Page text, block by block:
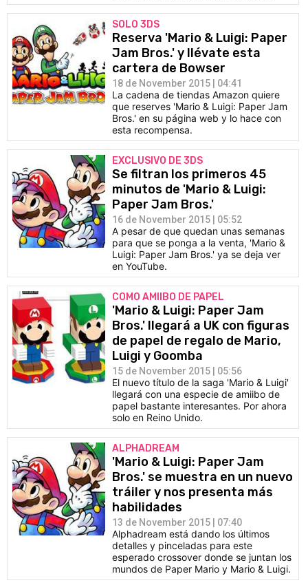
SOLO 3DS
Reserva 'Mario & Luigi: Paper
Jam Bros.' y llévate esta
cartera de Bowser
18 de November 2015 | 04:41
La cadena de tiendas Amazon quiere
que reserves 'Mario & Luigi: Paper Jam
Bros.' en su página web y lo hace con
esta recompensa.
EXCLUSIVO DE 3DS
Se filtran los primeros 45
minutos de 'Mario & Luigi:
Paper Jam Bros.'
16 de November 2015 | 05:52
A pesar de que quedan unas semanas
para que se ponga a la venta, 'Mario &
Luigi: Paper Jam Bros.' ya se deja ver
en YouTube.
COMO AMIIBO DE PAPEL
'Mario & Luigi: Paper Jam
Bros.' llegará a UK con figuras
de papel de regalo de Mario,
Luigi y Goomba
15 de November 2015 | 05:56
El nuevo título de la saga 'Mario & Luigi'
llegará con una especie de amiibo de
papel bastante interesantes. Por ahora
solo en Reino Unido.
ALPHADREAM
'Mario & Luigi: Paper Jam
Bros.' se muestra en un nuevo
tráiler y nos presenta más
habilidades
13 de November 2015 | 07:40
Alphadream está dando los últimos
detalles y pinceladas para este
esperado crossover donde se juntan los
mundos de Paper Mario y Mario & Luigi.